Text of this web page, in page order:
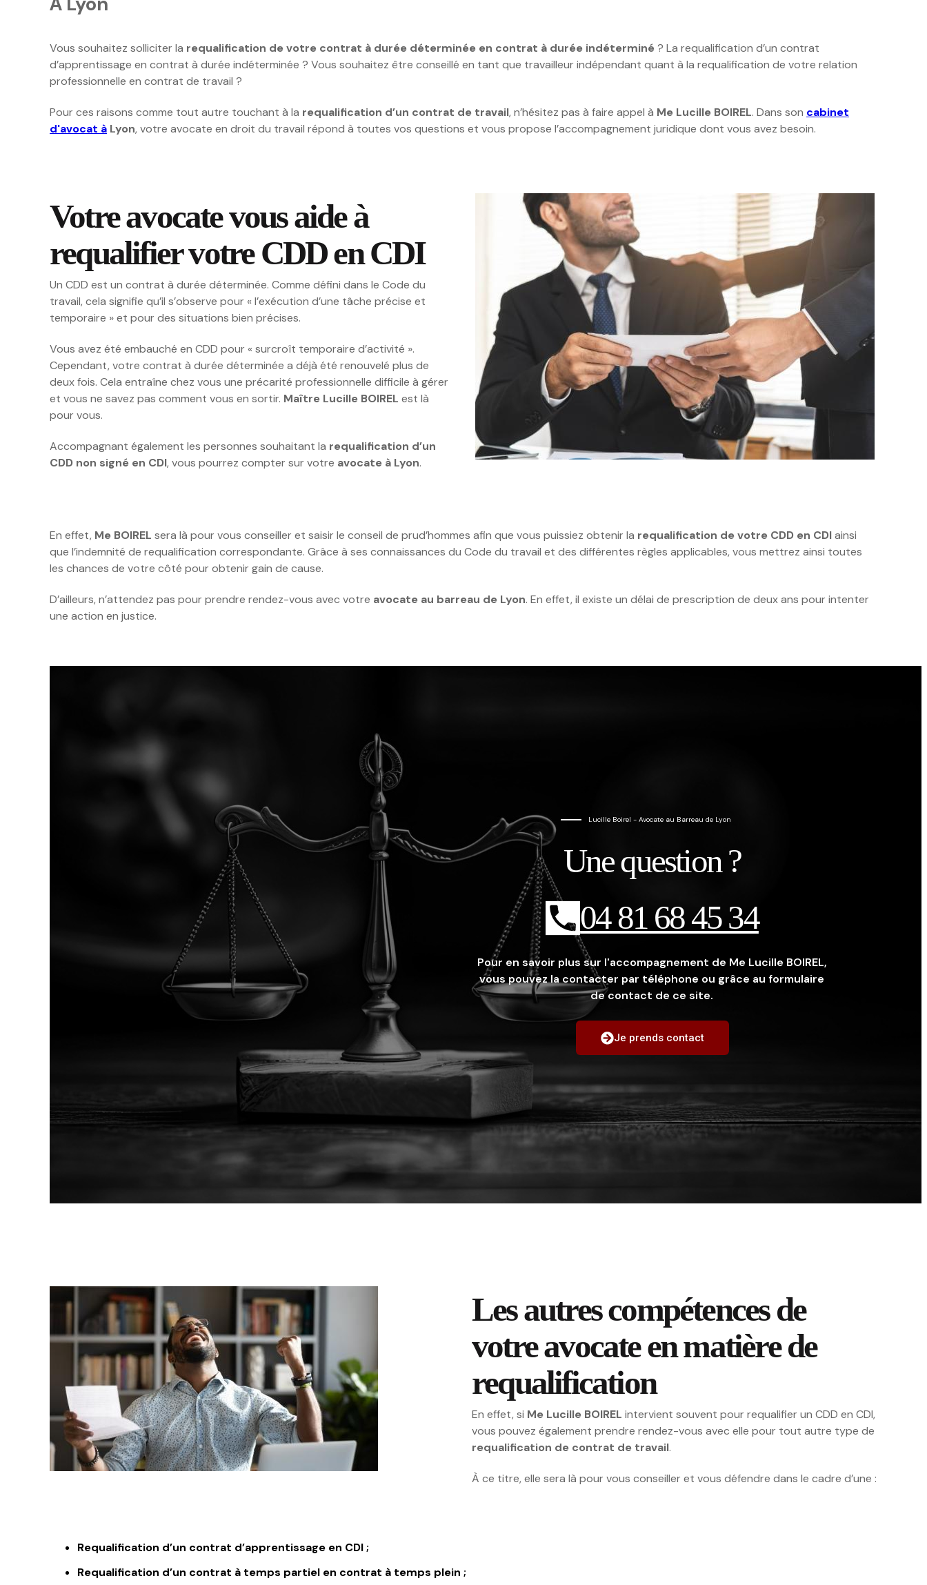
Vous souhaitez solliciter la requalification de votre contrat à durée déterminée en contrat à durée indéterminé ? La requalification d’un contrat
d’apprentissage en contrat à durée indéterminée ? Vous souhaitez être conseillé en tant que travailleur indépendant quant à la requalification de votre relation
professionnelle en contrat de travail ?
Pour ces raisons comme tout autre touchant à la requalification d’un contrat de travail, n’hésitez pas à faire appel à Me Lucille BOIREL. Dans son cabinet
d'avocat à Lyon, votre avocate en droit du travail répond à toutes vos questions et vous propose l’accompagnement juridique dont vous avez besoin.
Votre avocate vous aide à
requalifier votre CDD en CDI
Un CDD est un contrat à durée déterminée. Comme défini dans le Code du
travail, cela signifie qu’il s’observe pour « l’exécution d’une tâche précise et
temporaire » et pour des situations bien précises.
Vous avez été embauché en CDD pour « surcroît temporaire d’activité ».
Cependant, votre contrat à durée déterminée a déjà été renouvelé plus de
deux fois. Cela entraîne chez vous une précarité professionnelle difficile à gérer
et vous ne savez pas comment vous en sortir. Maître Lucille BOIREL est là
pour vous.
Accompagnant également les personnes souhaitant la requalification d’un
CDD non signé en CDI, vous pourrez compter sur votre avocate à Lyon.
En effet, Me BOIREL sera là pour vous conseiller et saisir le conseil de prud’hommes afin que vous puissiez obtenir la requalification de votre CDD en CDIainsi
que l’indemnité de requalification correspondante. Grâce à ses connaissances du Code du travail et des différentes règles applicables, vous mettrez ainsi toutes
les chances de votre côté pour obtenir gain de cause.
D’ailleurs, n’attendez pas pour prendre rendez-vous avec votre avocate au barreau de Lyon. En effet, il existe un délai de prescription de deux ans pour intenter
une action en justice.
Lucille Boirel - Avocate au Barreau de Lyon
Une question ?
04 81 68 45 34
Pour en savoir plus sur l'accompagnement de Me Lucille BOIREL,
vous pouvez la contacter par téléphone ou grâce au formulaire
de contact de ce site.
Je prends contact
Les autres compétences de
votre avocate en matière de
requalification
En effet, si Me Lucille BOIREL intervient souvent pour requalifier un CDD en CDI,
vous pouvez également prendre rendez-vous avec elle pour tout autre type de
requalification de contrat de travail.
À ce titre, elle sera là pour vous conseiller et vous défendre dans le cadre d’une :
Requalification d’un contrat d’apprentissage en CDI ;
Requalification d’un contrat à temps partiel en contrat à temps plein ;